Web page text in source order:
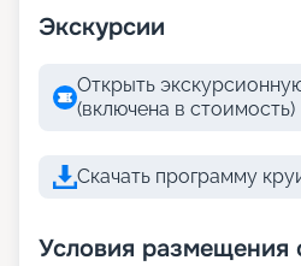
Экскурсии
Открыть
(включена в стоимость)
Скачать программу
Условия размещения